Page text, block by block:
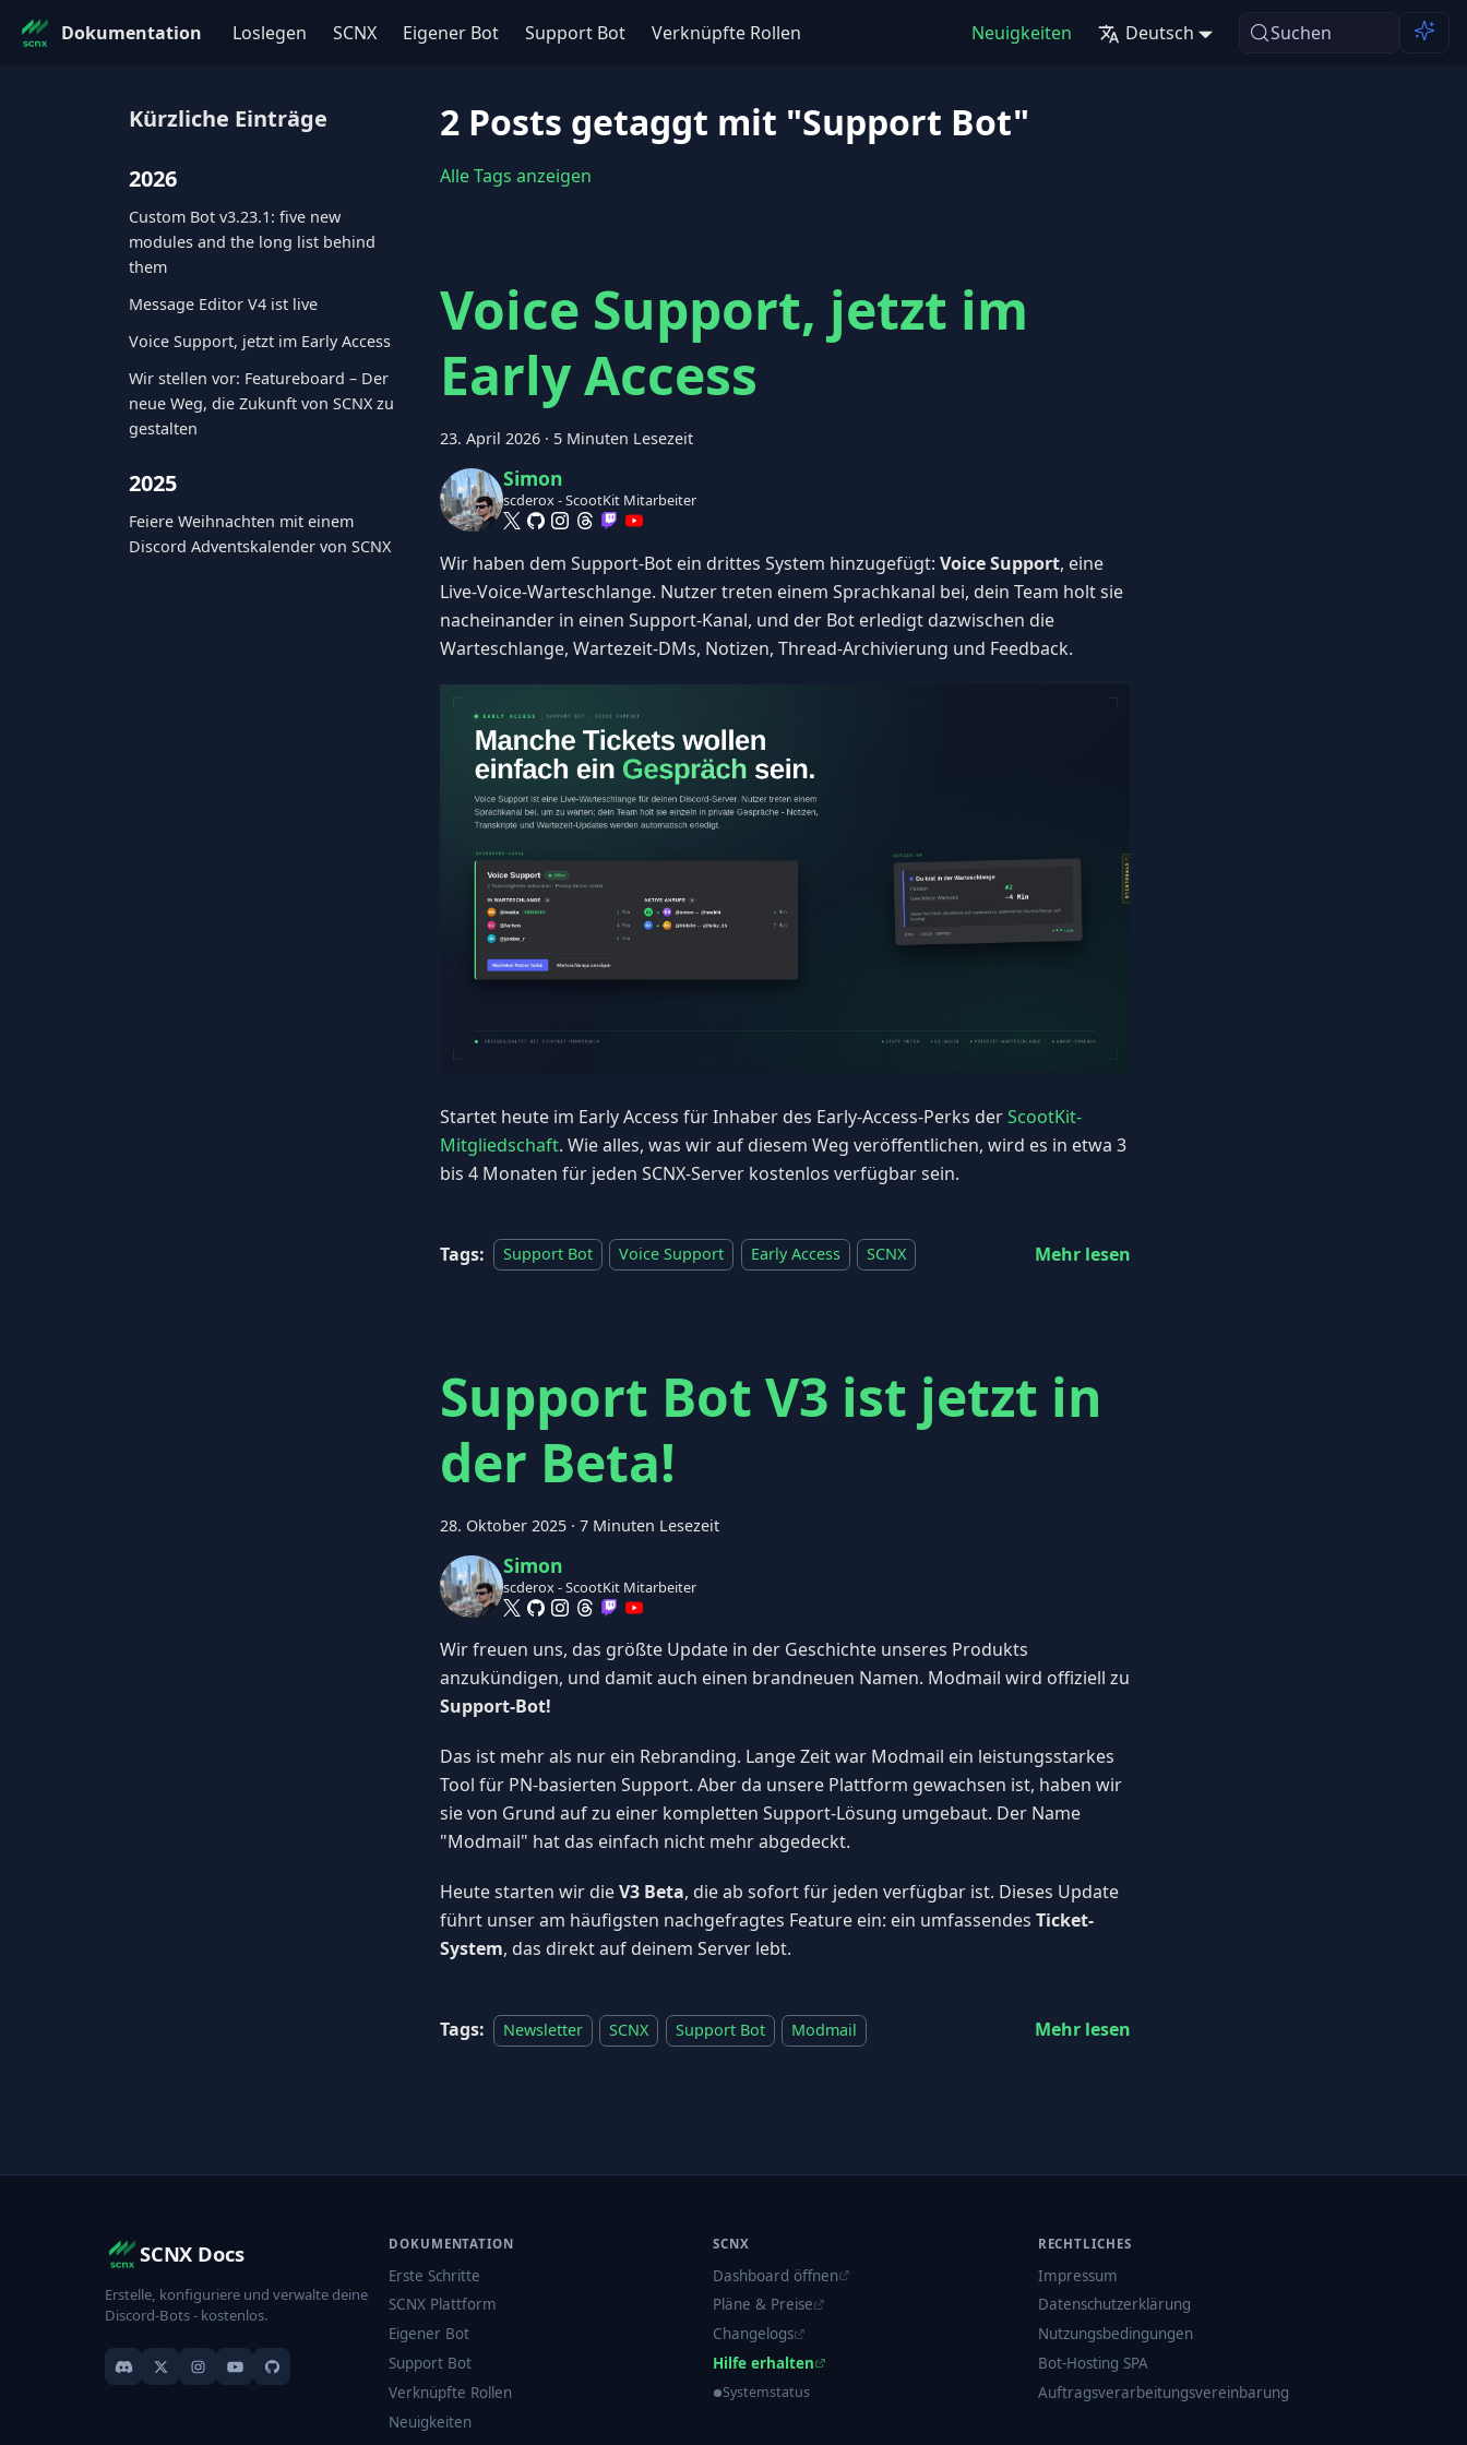
Dokumentation Loslegen SCNX Eigener Bot Support Bot Verknüpfte Rollen Neuigkeiten Deutsch Suchen
Kürzliche Einträge
2026
Custom Bot v3.23.1: five new
modules and the long list behind
them
Message Editor V4 ist live
Voice Support, jetzt im Early Access
Wir stellen vor: Featureboard – Der
neue Weg, die Zukunft von SCNX zu
gestalten
2025
Feiere Weihnachten mit einem
Discord Adventskalender von SCNX
2 Posts getaggt mit "Support Bot"
Alle Tags anzeigen
Voice Support, jetzt im
Early Access
23. April 2026 · 5 Minuten Lesezeit
Simon
scderox - ScootKit Mitarbeiter
Wir haben dem Support-Bot ein drittes System hinzugefügt: Voice Support, eine
Live-Voice-Warteschlange. Nutzer treten einem Sprachkanal bei, dein Team holt sie
nacheinander in einen Support-Kanal, und der Bot erledigt dazwischen die
Warteschlange, Wartezeit-DMs, Notizen, Thread-Archivierung und Feedback.
Startet heute im Early Access für Inhaber des Early-Access-Perks derScootKit-
Mitgliedschaft. Wie alles, was wir auf diesem Weg veröffentlichen, wird es in etwa 3
bis 4 Monaten für jeden SCNX-Server kostenlos verfügbar sein.
Tags: Support Bot Voice Support Early Access SCNX Mehr lesen
Support Bot V3 ist jetzt in
der Beta!
28. Oktober 2025 · 7 Minuten Lesezeit
Simon
scderox - ScootKit Mitarbeiter
Wir freuen uns, das größte Update in der Geschichte unseres Produkts
anzukündigen, und damit auch einen brandneuen Namen. Modmail wird offiziell zu
Support-Bot!
Das ist mehr als nur ein Rebranding. Lange Zeit war Modmail ein leistungsstarkes
Tool für PN-basierten Support. Aber da unsere Plattform gewachsen ist, haben wir
sie von Grund auf zu einer kompletten Support-Lösung umgebaut. Der Name
"Modmail" hat das einfach nicht mehr abgedeckt.
Heute starten wir dieV3 Beta, die ab sofort für jeden verfügbar ist. Dieses Update
führt unser am häufigsten nachgefragtes Feature ein: ein umfassendes Ticket-
System, das direkt auf deinem Server lebt.
Tags: Newsletter SCNX Support Bot Modmail Mehr lesen
SCNX Docs
Erstelle, konfiguriere und verwalte deine
Discord-Bots - kostenlos.
DOKUMENTATION
Erste Schritte
SCNX Plattform
Eigener Bot
Support Bot
Verknüpfte Rollen
Neuigkeiten
SCNX
Dashboard öffnen
Pläne & Preise
Changelogs
Hilfe erhalten
Systemstatus
RECHTLICHES
Impressum
Datenschutzerklärung
Nutzungsbedingungen
Bot-Hosting SPA
Auftragsverarbeitungsvereinbarung